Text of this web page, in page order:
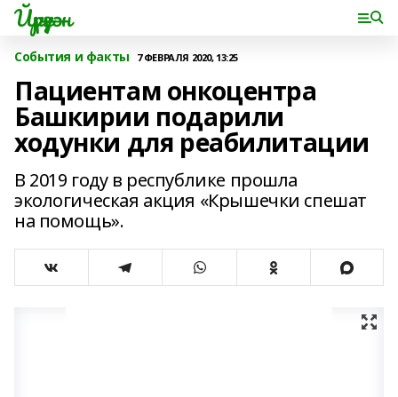
Йүрүҙән
События и факты 7 ФЕВРАЛЯ 2020, 13:25
Пациентам онкоцентра
Башкирии подарили
ходунки для реабилитации
В 2019 году в республике прошла
экологическая акция «Крышечки спешат
на помощь».